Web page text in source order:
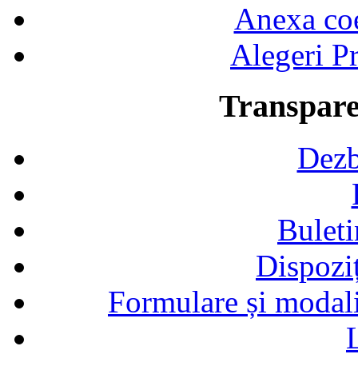
Anexa
Alegeri
Formulare și